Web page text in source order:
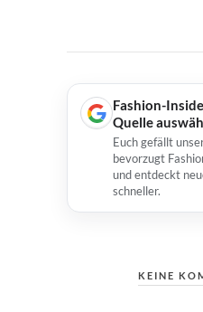
Fashion-
Quelle
Euch gefällt
bevorzugt
und entdeckt
schneller.
KEINE